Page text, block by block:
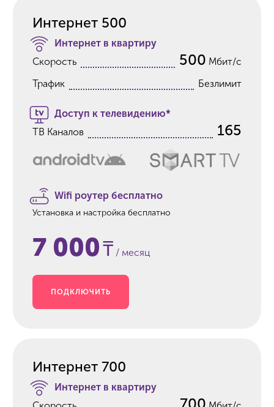
Интернет 500
Интернет в квартиру
Скорость
500 Мбит/с
Трафик
Безлимит
Доступ к телевидению*
ТВ Каналов
165
Wifi роутер бесплатно
Установка и настройка бесплатно
7 000₸ / месяц
ПОДКЛЮЧИТЬ
Интернет 700
Интернет в квартиру